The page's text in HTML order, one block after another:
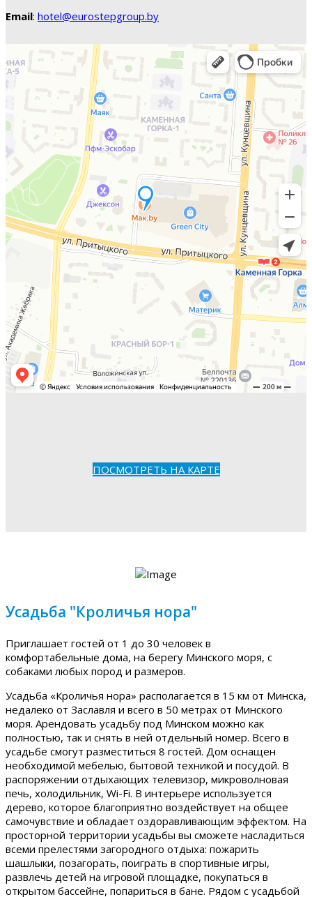
Email: hotel@eurostepgroup.by
ПОСМОТРЕТЬ НА КАРТЕ
Усадьба "Кроличья нора"
Приглашает гостей от 1 до 30 человек в
комфортабельные дома, на берегу Минского моря, с
собаками любых пород и размеров.
Усадьба «Кроличья нора» располагается в 15 км от Минска,
недалеко от Заславля и всего в 50 метрах от Минского
моря. Арендовать усадьбу под Минском можно как
полностью, так и снять в ней отдельный номер. Всего в
усадьбе смогут разместиться 8 гостей. Дом оснащен
необходимой мебелью, бытовой техникой и посудой. В
распоряжении отдыхающих телевизор, микроволновая
печь, холодильник, Wi-Fi. В интерьере используется
дерево, которое благоприятно воздействует на общее
самочувствие и обладает оздоравливающим эффектом. На
просторной территории усадьбы вы сможете насладиться
всеми прелестями загородного отдыха: пожарить
шашлыки, позагорать, поиграть в спортивные игры,
развлечь детей на игровой площадке, покупаться в
открытом бассейне, попариться в бане. Рядом с усадьбой